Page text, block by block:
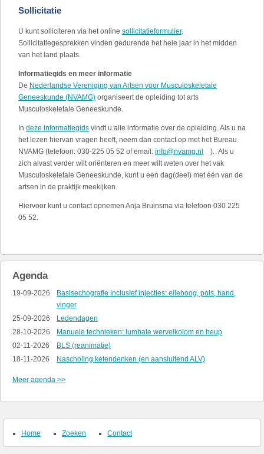
Sollicitatie
U kunt solliciteren via het online sollicitatieformulier.
Sollicitatiegesprekken vinden gedurende het hele jaar in het midden
van het land plaats.
Informatiegids en meer informatie
De Nederlandse Vereniging van Artsen voor Musculoskeletale
Geneeskunde (NVAMG) organiseert de opleiding tot arts
Musculoskeletale Geneeskunde.
In deze informatiegids vindt u alle informatie over de opleiding. Als u na
het lezen hiervan vragen heeft, neem dan contact op met het Bureau
NVAMG (telefoon: 030-225 05 52 of email: info@nvamg.nl (link stuurt een e-
mail)
). Als u
zich alvast verder wilt oriënteren en meer wilt weten over het vak
Musculoskeletale Geneeskunde, kunt u een dag(deel) met één van de
artsen in de praktijk meekijken.
Hiervoor kunt u contact opnemen Anja Bruinsma via telefoon 030 225
05 52.
Agenda
19-09-2026
Basisechografie inclusief injecties: elleboog, pols, hand,
vinger
25-09-2026
Ledendagen
28-10-2026
Manuele technieken: lumbale wervelkolom en heup
02-11-2026
BLS (reanimatie)
18-11-2026
Nascholing ketendenken (en aansluitend ALV)
Meer agenda >>
Home Zoeken Contact